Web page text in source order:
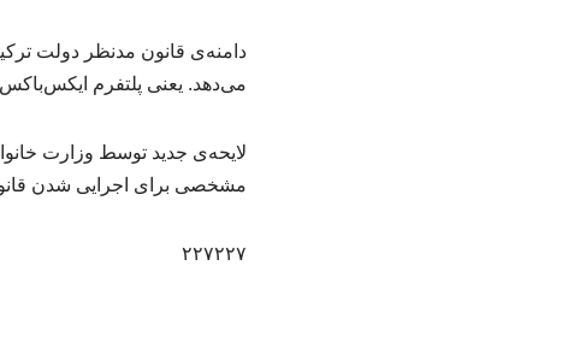
دامنه‌ی قانون مدنظر دولت
می‌دهد. یعنی پلتفرم
لایحه‌ی جدید توسط وزارت
مشخصی برای اجرایی شدن
۲۲۷۲۲۷